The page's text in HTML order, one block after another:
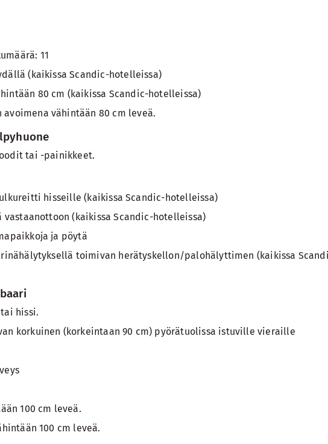
11
(kaikissa Scandic-hotelleissa)
80 cm (kaikissa Scandic-hotelleissa)
avoimena vähintään 80 cm leveä.
tai -painikkeet.
hisseille (kaikissa Scandic-hotelleissa)
(kaikissa Scandic-hotelleissa)
ja pöytä
toimivan herätyskellon/palohälyttimen (kaikissa
hissi.
korkuinen (korkeintaan 90 cm) pyörätuolissa istuville vieraille
100 cm leveä.
100 cm leveä.